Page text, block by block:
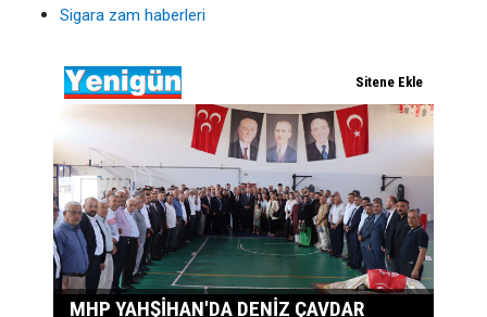
Sigara zam haberleri